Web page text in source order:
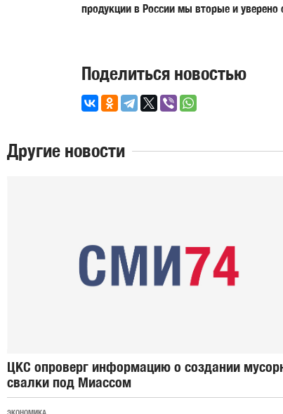
продукции в России мы вторые и уверено
Поделиться новостью
Другие новости
ЦКС опроверг информацию о создании
свалки под Миассом
ЭКОНОМИКА